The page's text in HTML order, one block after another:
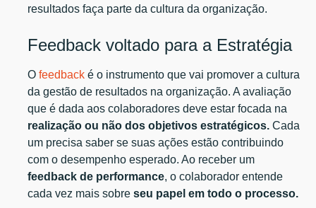
resultados faça parte da cultura da organização.
Feedback voltado para a Estratégia
Ofeedbacké o instrumento que vai promover a cultura
da gestão de resultados na organização. A avaliação
que é dada aos colaboradores deve estar focada na
realização ou não dos objetivos estratégicos. Cada
um precisa saber se suas ações estão contribuindo
com o desempenho esperado. Ao receber um
feedback de performance, o colaborador entende
cada vez mais sobre seu papel em todo o processo.